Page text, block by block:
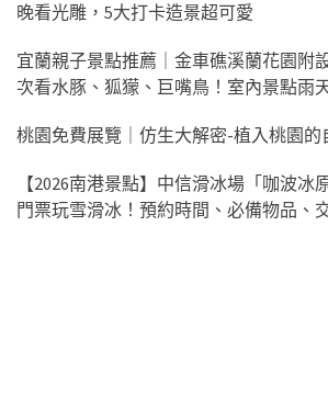
晚看光雕，5大打卡造景超可愛
宜蘭親子景點推薦｜金車礁溪蘭花園附
次看水豚、狐獴、巨嘴鳥！室內景點雨
桃園免費展覽｜仿生大解密-植入桃園的
【2026南港景點】中信滑冰場「咖波冰
門票玩雪滑冰！預約時間、必備物品、